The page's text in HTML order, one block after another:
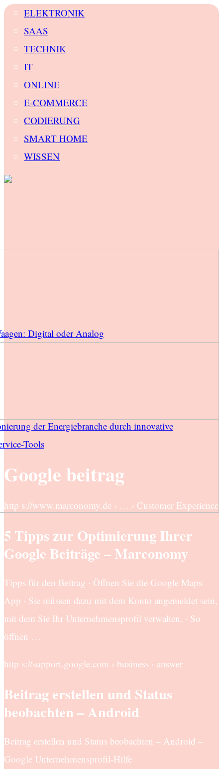
ELEKTRONIK
SAAS
TECHNIK
IT
ONLINE
E-COMMERCE
CODIERUNG
SMART HOME
WISSEN
Digital oder Analog
der Energiebranche durch innovative
Tools
Google beitrag
http s://www.marconomy.de › … › Customer Experience
5 Tipps zur Optimierung Ihrer
Google Beiträge – Marconomy
Tipps für den Beitrag · Öffnen Sie die Google Maps
App · Sie müssen dazu mit dem Konto angemeldet sein,
mit dem Sie Ihr Unternehmensprofil verwalten. · So
öffnen …
http s://support.google.com › business › answer
Beitrag erstellen und Status
beobachten – Android
Beitrag erstellen und Status beobachten – Android –
Google Unternehmensprofil-Hilfe